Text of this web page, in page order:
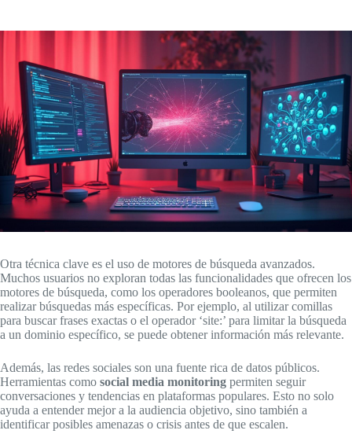
Otra técnica clave es el uso de motores de búsqueda avanzados.
Muchos usuarios no exploran todas las funcionalidades que ofrecen los
motores de búsqueda, como los operadores booleanos, que permiten
realizar búsquedas más específicas. Por ejemplo, al utilizar comillas
para buscar frases exactas o el operador ‘site:’ para limitar la búsqueda
a un dominio específico, se puede obtener información más relevante.
Además, las redes sociales son una fuente rica de datos públicos.
Herramientas como social media monitoring permiten seguir
conversaciones y tendencias en plataformas populares. Esto no solo
ayuda a entender mejor a la audiencia objetivo, sino también a
identificar posibles amenazas o crisis antes de que escalen.